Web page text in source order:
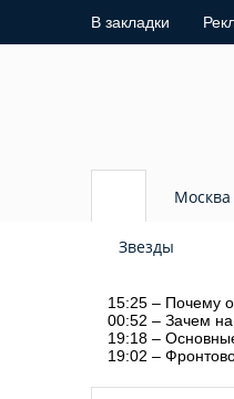
В закладки
Москва
Звезды
15:25 – Почему
00:52 – Зачем на
19:18 –
19:02 –